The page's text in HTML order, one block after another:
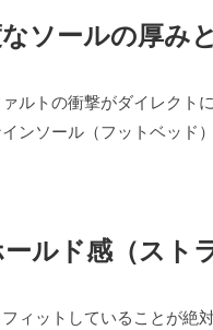
ソールの厚み
ルトの衝撃がダイレクト
ンソール（フットベッド
ルド感（スト
ィットしていることが絶